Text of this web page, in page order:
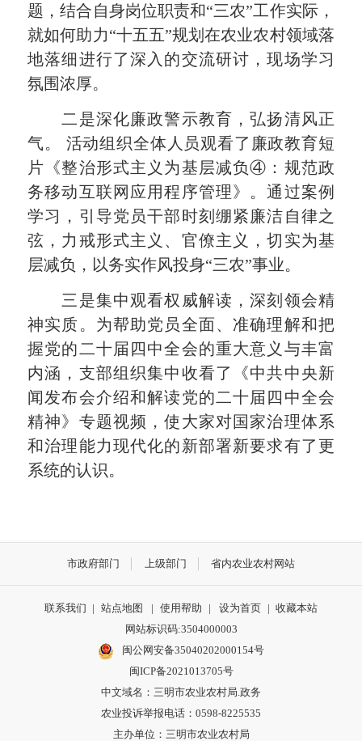
题，结合自身岗位职责和“三农”工作实际，
就如何助力“十五五”规划在农业农村领域落
地落细进行了深入的交流研讨，现场学习
氛围浓厚。
二是深化廉政警示教育，弘扬清风正
气。 活动组织全体人员观看了廉政教育短
片《整治形式主义为基层减负④：规范政
务移动互联网应用程序管理》。通过案例
学习，引导党员干部时刻绷紧廉洁自律之
弦，力戒形式主义、官僚主义，切实为基
层减负，以务实作风投身“三农”事业。
三是集中观看权威解读，深刻领会精
神实质。为帮助党员全面、准确理解和把
握党的二十届四中全会的重大意义与丰富
内涵，支部组织集中收看了《中共中央新
闻发布会介绍和解读党的二十届四中全会
精神》专题视频，使大家对国家治理体系
和治理能力现代化的新部署新要求有了更
系统的认识。
市政府部门 上级部门 省内农业农村网站
联系我们 | 站点地图 | 使用帮助 | 设为首页 | 收藏本站
网站标识码:3504000003
闽公网安备35040202000154号
闽ICP备2021013705号
中文域名：三明市农业农村局.政务
农业投诉举报电话：0598-8225535
主办单位：三明市农业农村局